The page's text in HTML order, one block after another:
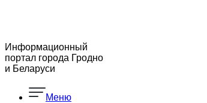
Информационный
портал города Гродно
и Беларуси
Меню